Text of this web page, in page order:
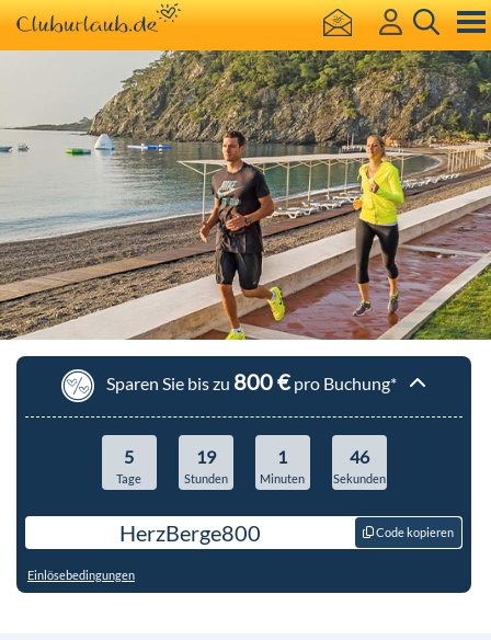
Sparen Sie bis zu 800 € pro Buchung*
5
Tage
19
Stunden
1
Minuten
45
Sekunden
HerzBerge800 Code kopieren
Einlösebedingungen